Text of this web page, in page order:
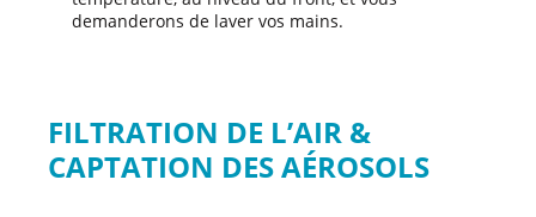
demanderons de laver vos mains.
FILTRATION DE L’AIR &
CAPTATION DES AÉROSOLS